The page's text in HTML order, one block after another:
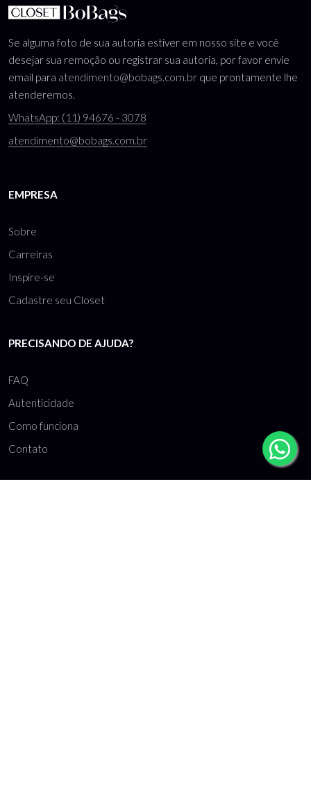
Se alguma foto de sua autoria estiver em nosso site e você
desejar sua remoção ou registrar sua autoria, por favor envie
email para atendimento@bobags.com.br que prontamente lhe
atenderemos.
WhatsApp: (11) 94676 - 3078
atendimento@bobags.com.br
EMPRESA
Sobre
Carreiras
Inspire-se
Cadastre seu Closet
PRECISANDO DE AJUDA?
FAQ
Autenticidade
Como funciona
Contato